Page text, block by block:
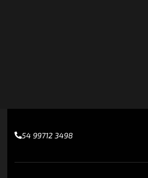
54 99712 3498